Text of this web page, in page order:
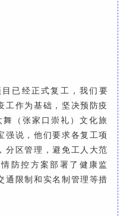
已经正式复工，我们要
工作为基础，坚决预防疫
（张家口崇礼）文化旅
强说，他们要求各复工项
分区管理，避免工人大范
防控方案部署了健康监
通限制和实名制管理等措